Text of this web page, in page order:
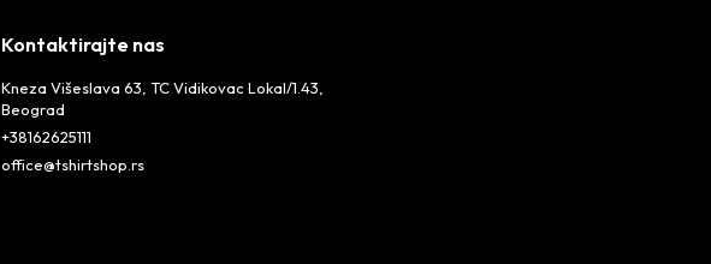
Kontaktirajte nas
Kneza Višeslava 63, TC Vidikovac Lokal/1.43,
Beograd
+38162625111
office@tshirtshop.rs